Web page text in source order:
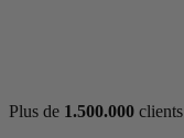
Plus de 1.500.000 clients